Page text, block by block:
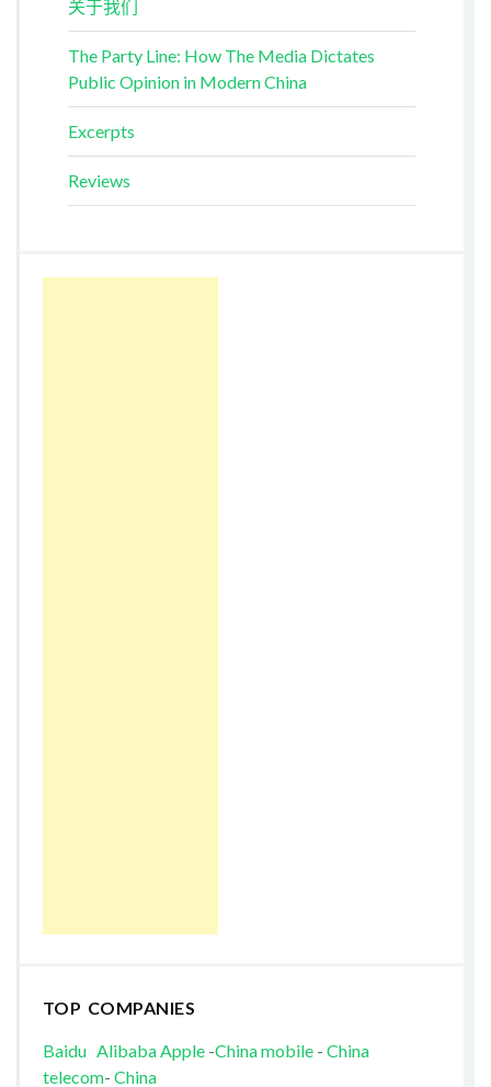
关于我们
The Party Line: How The Media Dictates
Public Opinion in Modern China
Excerpts
Reviews
TOP COMPANIES
Baidu AlibabaApple-China mobile- China
telecom- China